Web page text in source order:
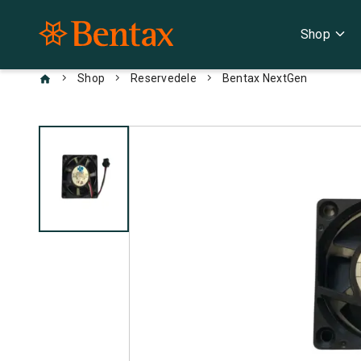
Shop expand_more
chevron_right Shop chevron_right Reservedele chevron_right Bentax NextGen